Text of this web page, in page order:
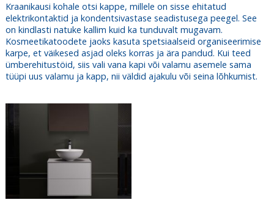
Kraanikausi kohale otsi kappe, millele on sisse ehitatud
elektrikontaktid ja kondentsivastase seadistusega peegel. See
on kindlasti natuke kallim kuid ka tunduvalt mugavam.
Kosmeetikatoodete jaoks kasuta spetsiaalseid organiseerimise
karpe, et väikesed asjad oleks korras ja ära pandud. Kui teed
ümberehitustöid, siis vali vana kapi või valamu asemele sama
tüüpi uus valamu ja kapp, nii väldid ajakulu või seina lõhkumist.